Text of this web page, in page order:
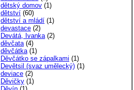
dětský domov (1)
dětství (60)
dětství a mládí (1)
devastace (2)
Devátá, Ivanka(2)
děvčata(4)
děvčátka(1)
Děvčátko se zápalkami (1)
Devětsil (svaz umělecký) (1)
deviace (2)
Děvičky (1)